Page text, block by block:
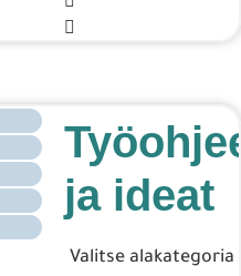
ja ideat
Valitse alakategoria